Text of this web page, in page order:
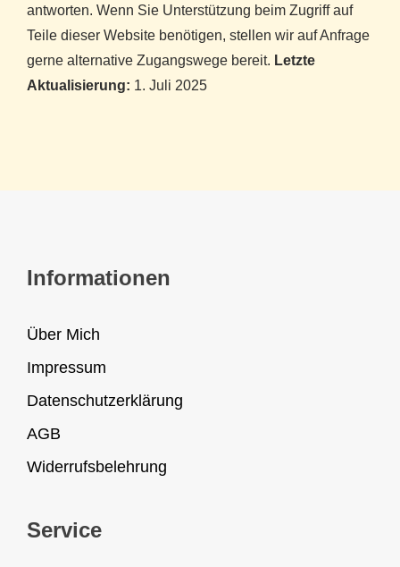
antworten. Wenn Sie Unterstützung beim Zugriff auf
Teile dieser Website benötigen, stellen wir auf Anfrage
gerne alternative Zugangswege bereit. Letzte
Aktualisierung: 1. Juli 2025
Informationen
Über Mich
Impressum
Datenschutzerklärung
AGB
Widerrufsbelehrung
Service